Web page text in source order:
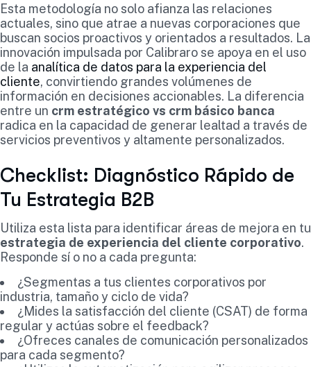
Esta metodología no solo afianza las relaciones
actuales, sino que atrae a nuevas corporaciones que
buscan socios proactivos y orientados a resultados. La
innovación impulsada por Calibraro se apoya en el uso
de la analítica de datos para la experiencia del
cliente, convirtiendo grandes volúmenes de
información en decisiones accionables. La diferencia
entre un crm estratégico vs crm básico banca
radica en la capacidad de generar lealtad a través de
servicios preventivos y altamente personalizados.
Checklist: Diagnóstico Rápido de
Tu Estrategia B2B
Utiliza esta lista para identificar áreas de mejora en tu
estrategia de experiencia del cliente corporativo.
Responde sí o no a cada pregunta:
¿Segmentas a tus clientes corporativos por
industria, tamaño y ciclo de vida?
¿Mides la satisfacción del cliente (CSAT) de forma
regular y actúas sobre el feedback?
¿Ofreces canales de comunicación personalizados
para cada segmento?